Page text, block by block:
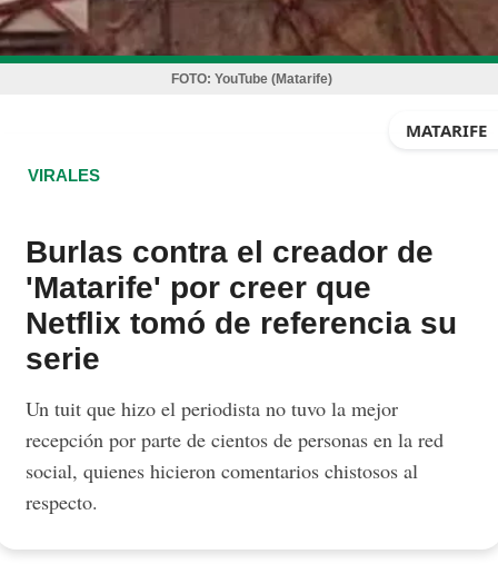
FOTO: YouTube (Matarife)
MATARIFE
VIRALES
Burlas contra el creador de
'Matarife' por creer que
Netflix tomó de referencia su
serie
Un tuit que hizo el periodista no tuvo la mejor
recepción por parte de cientos de personas en la red
social, quienes hicieron comentarios chistosos al
respecto.